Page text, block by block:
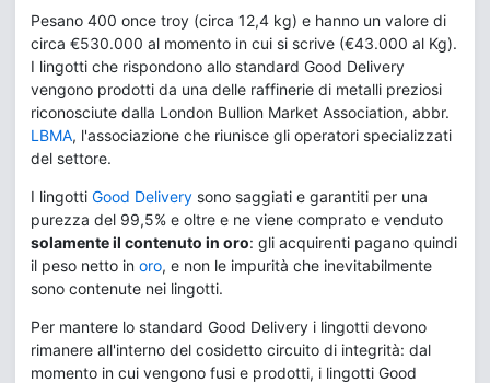
Pesano 400 once troy (circa 12,4 kg) e hanno un valore di
circa €530.000 al momento in cui si scrive (€43.000 al Kg).
I lingotti che rispondono allo standard Good Delivery
vengono prodotti da una delle raffinerie di metalli preziosi
riconosciute dalla London Bullion Market Association, abbr.
LBMA, l'associazione che riunisce gli operatori specializzati
del settore.
I lingotti Good Delivery sono saggiati e garantiti per una
purezza del 99,5% e oltre e ne viene comprato e venduto
solamente il contenuto in oro: gli acquirenti pagano quindi
il peso netto in oro, e non le impurità che inevitabilmente
sono contenute nei lingotti.
Per mantere lo standard Good Delivery i lingotti devono
rimanere all'interno del cosidetto circuito di integrità: dal
momento in cui vengono fusi e prodotti, i lingotti Good